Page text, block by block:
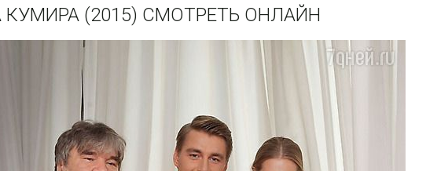
КУМИРА (2015) СМОТРЕТЬ ОНЛАЙН